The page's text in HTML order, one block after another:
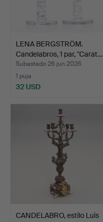
LENA BERGSTRÖM.
Candelabros, 1 par, "Carat…
Subastado 26 jun 2026
1 puja
32 USD
CANDELABRO, estilo Luis